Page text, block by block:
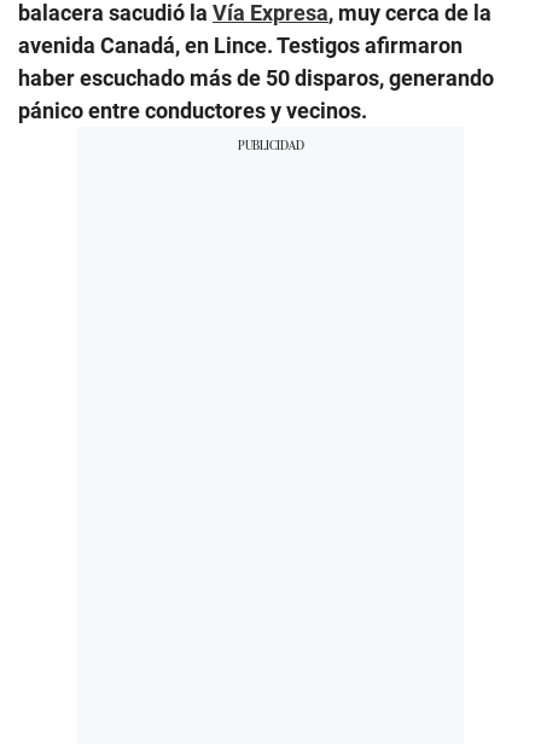
balacera sacudió la Vía Expresa, muy cerca de la
avenida Canadá, en Lince. Testigos afirmaron
haber escuchado más de 50 disparos, generando
pánico entre conductores y vecinos.